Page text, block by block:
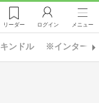
リーダー ログイン メニュー
※インターネ
キンドル